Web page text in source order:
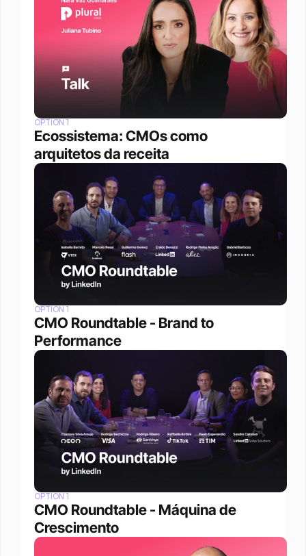
OPTION 1
Ecossistema: CMOs como
arquitetos da receita
OPTION 1
CMO Roundtable - Brand to
Performance
OPTION 1
CMO Roundtable - Máquina de
Crescimento